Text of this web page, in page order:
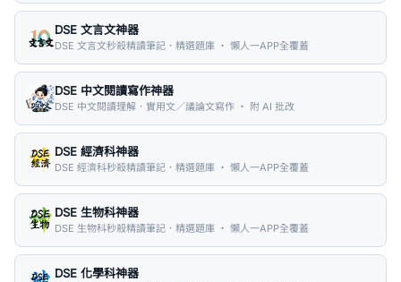
DSE 文言文神器
DSE 文言文秒殺精讀筆記．精選題庫 ・ 懶人一APP全覆蓋
DSE 中文閱讀寫作神器
DSE 中文閱讀理解．實用文／議論文寫作 ・ 附 AI 批改
DSE 經濟科神器
DSE 經濟科秒殺精讀筆記．精選題庫 ・ 懶人一APP全覆蓋
DSE 生物科神器
DSE 生物科秒殺精讀筆記．精選題庫 ・ 懶人一APP全覆蓋
DSE 化學科神器